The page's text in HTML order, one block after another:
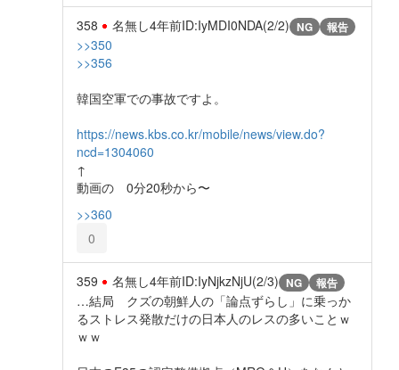
358 名無し4年前ID:IyMDI0NDA(2/2) NG 報告
>>350
>>356
韓国空軍での事故ですよ。
https://news.kbs.co.kr/mobile/news/view.do?
ncd=1304060
↑
動画の 0分20秒から〜
>>360
0
359 名無し4年前ID:IyNjkzNjU(2/3) NG 報告
…結局 クズの朝鮮人の「論点ずらし」に乗っか
るストレス発散だけの日本人のレスの多いことｗ
ｗｗ